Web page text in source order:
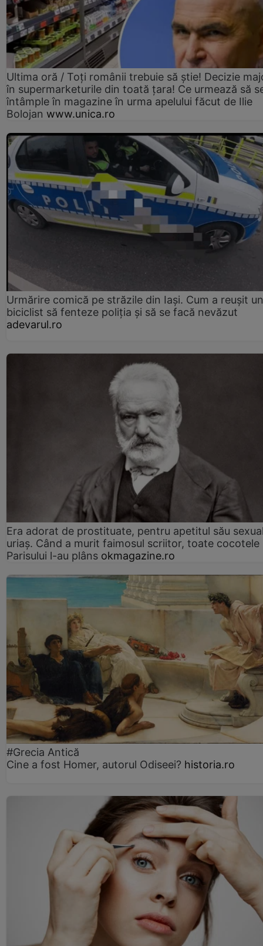
Ultima oră / Toți românii trebuie să știe! Decizie
în supermarketurile din toată țara! Ce urmează să
întâmple în magazine în urma apelului făcut de Ilie
Bolojan www.unica.ro
Urmărire comică pe străzile din Iași. Cum a reușit un
biciclist să fenteze poliția și să se facă nevăzut
adevarul.ro
Era adorat de prostituate, pentru apetitul său
uriaș. Când a murit faimosul scriitor, toate cocotele
Parisului l-au plâns okmagazine.ro
#Grecia Antică
Cine a fost Homer, autorul Odiseei? historia.ro